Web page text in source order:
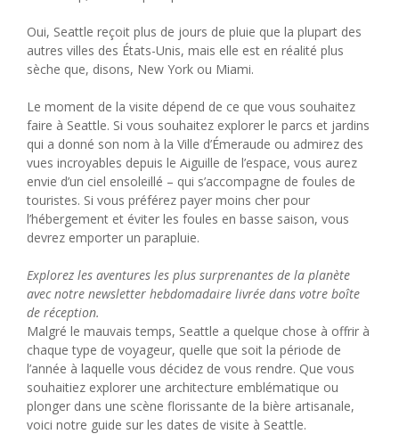
Oui, Seattle reçoit plus de jours de pluie que la plupart des
autres villes des États-Unis, mais elle est en réalité plus
sèche que, disons, New York ou Miami.
Le moment de la visite dépend de ce que vous souhaitez
faire à Seattle. Si vous souhaitez explorer le parcs et jardins
qui a donné son nom à la Ville d’Émeraude ou admirez des
vues incroyables depuis le Aiguille de l’espace, vous aurez
envie d’un ciel ensoleillé – qui s’accompagne de foules de
touristes. Si vous préférez payer moins cher pour
l’hébergement et éviter les foules en basse saison, vous
devrez emporter un parapluie.
Explorez les aventures les plus surprenantes de la planète
avec notre newsletter hebdomadaire livrée dans votre boîte
de réception.
Malgré le mauvais temps, Seattle a quelque chose à offrir à
chaque type de voyageur, quelle que soit la période de
l’année à laquelle vous décidez de vous rendre. Que vous
souhaitiez explorer une architecture emblématique ou
plonger dans une scène florissante de la bière artisanale,
voici notre guide sur les dates de visite à Seattle.